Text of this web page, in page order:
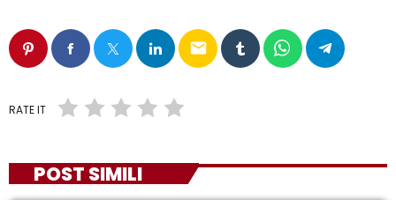
email
RATE IT
POST SIMILI